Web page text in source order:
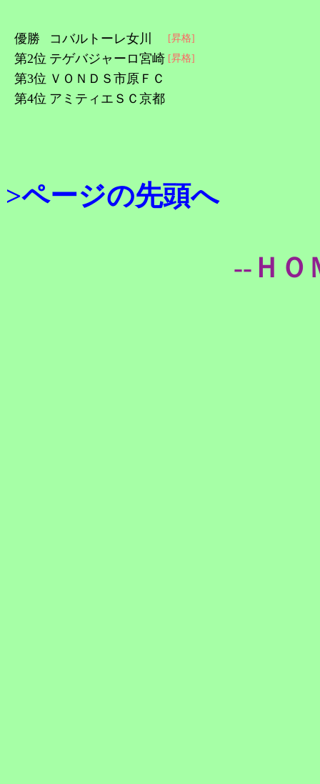
優勝 コバルトーレ女川 [昇格]
第2位 テゲバジャーロ宮崎 [昇格]
第3位 ＶＯＮＤＳ市原ＦＣ
第4位 アミティエＳＣ京都
>ページの先頭へ
--ＨＯ